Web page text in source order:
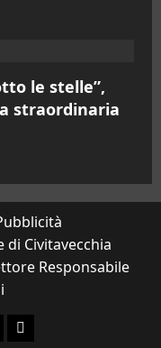
le stelle”,
straordinaria
di Civitavecchia
Responsabile
Email